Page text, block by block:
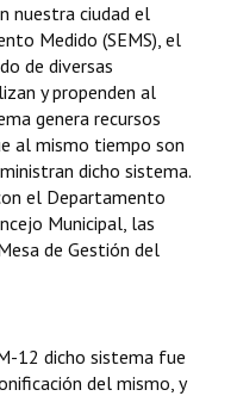
nuestra ciudad el
Medido (SEMS), el
de diversas
y propenden al
genera recursos
al mismo tiempo son
dicho sistema.
el Departamento
Municipal, las
de Gestión del
12 dicho sistema fue
del mismo, y